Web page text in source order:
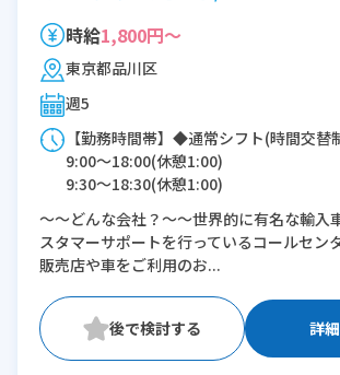
時給1,800円～
東京都品川区
週5
【勤務時間帯】◆通常シフト(時間交替
9:00〜18:00(休憩1:00)
9:30〜18:30(休憩1:00)
10:00〜19:00(休憩1:00)
12:00〜21:00(休憩1:00)
※残業：0〜5時間程度/月
～～どんな会社？～～世界的に有名な輸入
スタマーサポートを行っているコールセン
販売店や車をご利用のお...
詳